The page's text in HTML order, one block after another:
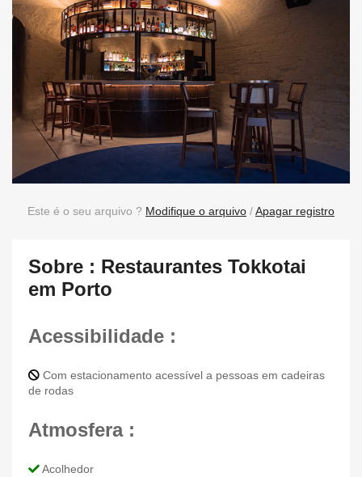
Este é o seu arquivo ? Modifique o arquivo /Apagar registro
Sobre : Restaurantes Tokkotai
em Porto
Acessibilidade :
Com estacionamento acessível a pessoas em cadeiras
de rodas
Atmosfera :
Acolhedor